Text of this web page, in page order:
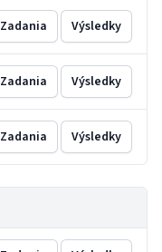
Zadania Výsledky
Zadania Výsledky
Zadania Výsledky